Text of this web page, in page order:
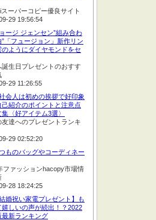
ーパーコピー優良サイト
29 19:56:54
ージ ジェンセン”組み合わ
”「フュージョン」新作リン
のようにダイヤモンドをセ
誕生日プレゼントのおすす
29 11:26:55
会人は初めの挨拶で好印象
己紹介のポイントと注意点
集〈好アイテム3選〉
友達へのプレゼントランキ
29 02:52:20
ものバッグやコーディネー
ファッションhacopy市場情
28 18:24:25
婚祝い家電プレゼント】も
嬉しいの声が続出！？2022
最新ランキング